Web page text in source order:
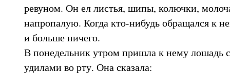
ревуном. Он ел листья, шипы, колючки,
напропалую. Когда кто-нибудь обращался к
и больше ничего.
В понедельник утром пришла к нему лошадь
удилами во рту. Она сказала: